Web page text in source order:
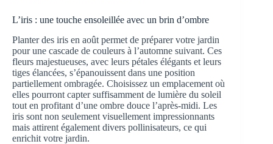
L’iris : une touche ensoleillée avec un brin d’ombre
Planter des iris en août permet de préparer votre jardin
pour une cascade de couleurs à l’automne suivant. Ces
fleurs majestueuses, avec leurs pétales élégants et leurs
tiges élancées, s’épanouissent dans une position
partiellement ombragée. Choisissez un emplacement où
elles pourront capter suffisamment de lumière du soleil
tout en profitant d’une ombre douce l’après-midi. Les
iris sont non seulement visuellement impressionnants
mais attirent également divers pollinisateurs, ce qui
enrichit votre jardin.